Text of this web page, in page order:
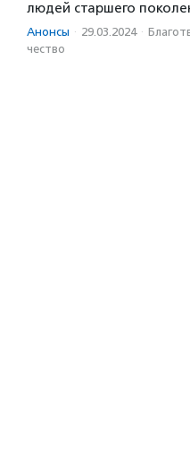
людей старшего
Анонсы · 29.03.2024 ·
чест­во